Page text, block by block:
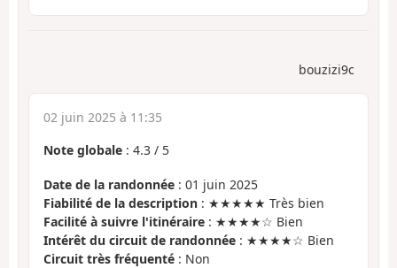
bouzizi9c
02 juin 2025 à 11:35
Note globale : 4.3 / 5
Date de la randonnée : 01 juin 2025
Fiabilité de la description : ★★★★★ Très bien
Facilité à suivre l'itinéraire : ★★★★☆ Bien
Intérêt du circuit de randonnée : ★★★★☆ Bien
Circuit très fréquenté : Non